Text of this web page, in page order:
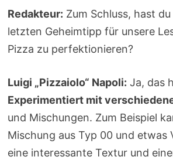
Redakteur: Zum Schluss, hast
letzten Geheimtipp für unsere
Pizza zu perfektionieren?
Luigi „Pizzaiolo“ Napoli: Ja, das
Experimentiert mit
und Mischungen. Zum Beispiel
Mischung aus Typ 00 und etwas
eine interessante Textur und